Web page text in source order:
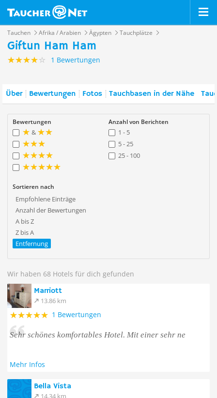
Tauchen Afrika / Arabien Ägypten Tauchplätze
Giftun Ham Ham
1 Bewertungen
Über Bewertungen Fotos Tauchbasen in der Nähe
Bewertungen
&
Anzahl von Berichten
1 - 5
5 - 25
25 - 100
Sortieren nach
Empfohlene Einträge
Anzahl der Bewertungen
A bis Z
Z bis A
Entfernung
Wir haben 68 Hotels für dich gefunden
Marriott
13.86 km
1 Bewertungen
Sehr schönes komfortables Hotel. Mit einer sehr ne
Mehr Infos
Bella Vista
14.34 km